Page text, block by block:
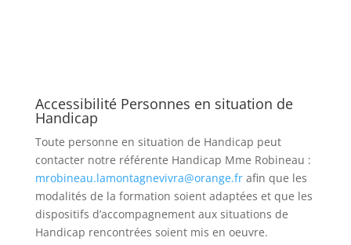
Accessibilité Personnes en situation de
Handicap
Toute personne en situation de Handicap peut
contacter notre référente Handicap Mme Robineau :
mrobineau.lamontagnevivra@orange.fr afin que les
modalités de la formation soient adaptées et que les
dispositifs d’accompagnement aux situations de
Handicap rencontrées soient mis en oeuvre.